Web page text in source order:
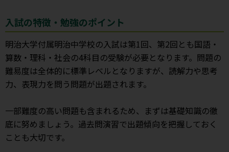
入試の特徴・勉強のポイント
明治大学付属明治中学校の入試は第1回、第2回とも国語・
算数・理科・社会の4科目の受験が必要となります。問題の
難易度は全体的に標準レベルとなりますが、読解力や思考
力、表現力を問う問題が出題されます。
一部難度の高い問題も含まれるため、まずは基礎知識の徹
底に努めましょう。過去問演習で出題傾向を把握しておく
ことも大切です。